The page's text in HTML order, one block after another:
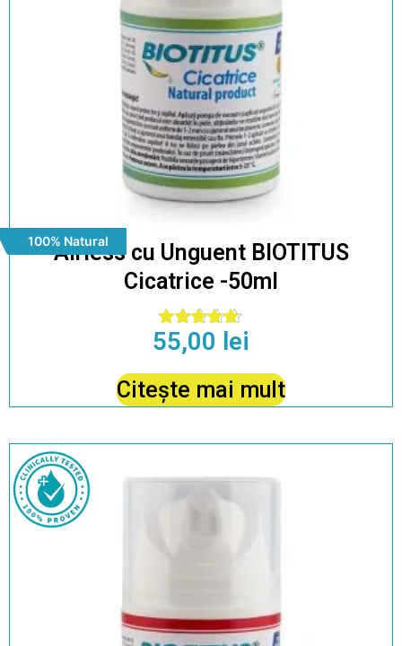
100% Natural
Airless cu Unguent BIOTITUS
Cicatrice -50ml
Evaluat la
5.00
55,00 lei
Citește mai mult